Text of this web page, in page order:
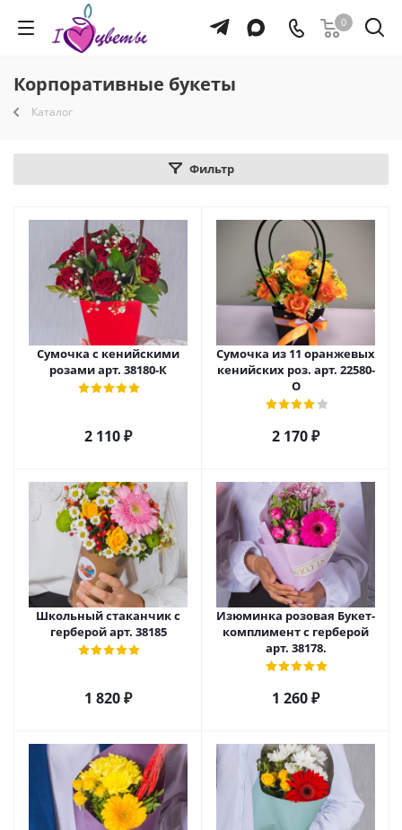
0
Корпоративные букеты
Каталог
Фильтр
Сумочка с кенийскими
розами арт. 38180-К
2 110₽
Сумочка из 11 оранжевых
кенийских роз. арт. 22580-
О
2 170₽
Школьный стаканчик с
герберой арт. 38185
1 820₽
Изюминка розовая Букет-
комплимент с герберой
арт. 38178.
1 260₽